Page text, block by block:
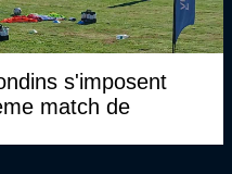
s'imposent
match de